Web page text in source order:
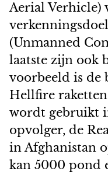
Aerial Verhicle)
(Unmanned
laatste zijn ook
voorbeeld is de
Hellfire
wordt gebruikt
opvolger, de
in Afghanistan
kan 5000 pond